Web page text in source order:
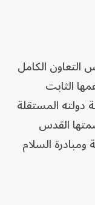
الكامل
الثابت
دولته المستقلة
من يونيو 1967 وعاصمتها القدس
السلام